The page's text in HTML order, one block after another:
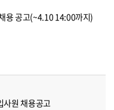
용 공고(~4.10 14:00까지)
사원 채용공고